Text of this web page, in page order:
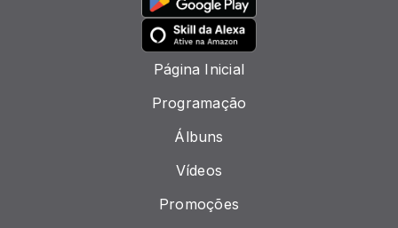
Página Inicial
Programação
Álbuns
Vídeos
Promoções